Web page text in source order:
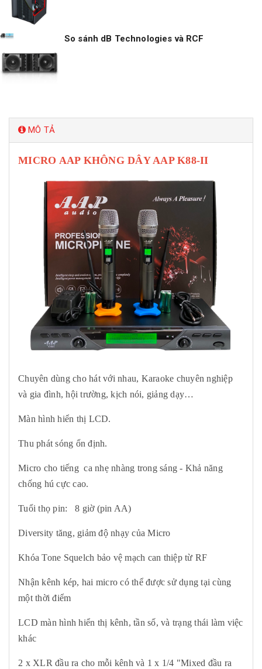
So sánh dB Technologies và RCF
MÔ TẢ
MICRO AAP KHÔNG DÂY AAP K88-II
Chuyên dùng cho hát với nhau, Karaoke chuyên nghiệp
và gia đình, hội trường, kịch nói, giảng dạy…
Màn hình hiển thị LCD.
Thu phát sóng ổn định.
Micro cho tiếng ca nhẹ nhàng trong sáng - Khả năng
chống hú cực cao.
Tuổi thọ pin: 8 giờ (pin AA)
Diversity tăng, giảm độ nhạy của Micro
Khóa Tone Squelch bảo vệ mạch can thiệp từ RF
Nhận kênh kép, hai micro có thể được sử dụng tại cùng
một thời điểm
LCD màn hình hiển thị kênh, tần số, và trạng thái làm việc
khác
2 x XLR đầu ra cho mỗi kênh và 1 x 1/4 "Mixed đầu ra